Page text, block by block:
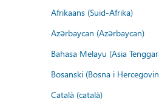
Afrikaans (Suid-Afrika)
Azərbaycan (Azərbaycan)
Bahasa Melayu (Asia
Bosanski (Bosna i
Català (català)